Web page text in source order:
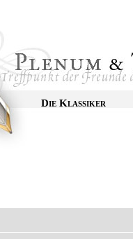
Die Klassiker